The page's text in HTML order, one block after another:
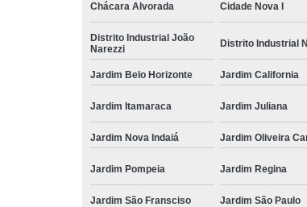
Chácara Alvorada Cidade Nova I
Distrito Industrial João
Narezzi
Distrito Industrial
Jardim Belo Horizonte Jardim California
Jardim Itamaraca Jardim Juliana
Jardim Nova Indaiá Jardim Oliveira
Jardim Pompeia Jardim Regina
Jardim São Fransciso Jardim São Paulo